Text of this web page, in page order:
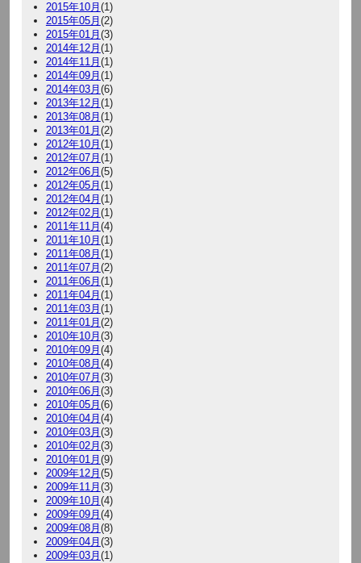
2015年10月(1)
2015年05月(2)
2015年01月(3)
2014年12月(1)
2014年11月(1)
2014年09月(1)
2014年03月(6)
2013年12月(1)
2013年08月(1)
2013年01月(2)
2012年10月(1)
2012年07月(1)
2012年06月(5)
2012年05月(1)
2012年04月(1)
2012年02月(1)
2011年11月(4)
2011年10月(1)
2011年08月(1)
2011年07月(2)
2011年06月(1)
2011年04月(1)
2011年03月(1)
2011年01月(2)
2010年10月(3)
2010年09月(4)
2010年08月(4)
2010年07月(3)
2010年06月(3)
2010年05月(6)
2010年04月(4)
2010年03月(3)
2010年02月(3)
2010年01月(9)
2009年12月(5)
2009年11月(3)
2009年10月(4)
2009年09月(4)
2009年08月(8)
2009年04月(3)
2009年03月(1)